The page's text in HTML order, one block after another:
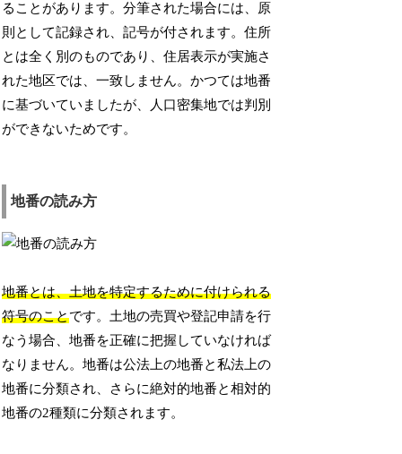
ることがあります。分筆された場合には、原
則として記録され、記号が付されます。住所
とは全く別のものであり、住居表示が実施さ
れた地区では、一致しません。かつては地番
に基づいていましたが、人口密集地では判別
ができないためです。
地番の読み方
地番とは、土地を特定するために付けられる
符号のことです。土地の売買や登記申請を行
なう場合、地番を正確に把握していなければ
なりません。地番は公法上の地番と私法上の
地番に分類され、さらに絶対的地番と相対的
地番の2種類に分類されます。